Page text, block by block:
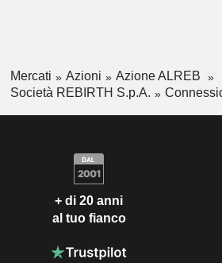
Mercati Azioni
Azione ALREB
Società REBIRTH S.p.A.
+ di 20 anni
al tuo fianco